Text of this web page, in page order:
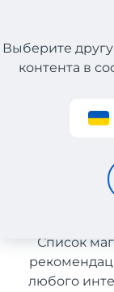
Выберите
контента в
Outlets с
Список
любого